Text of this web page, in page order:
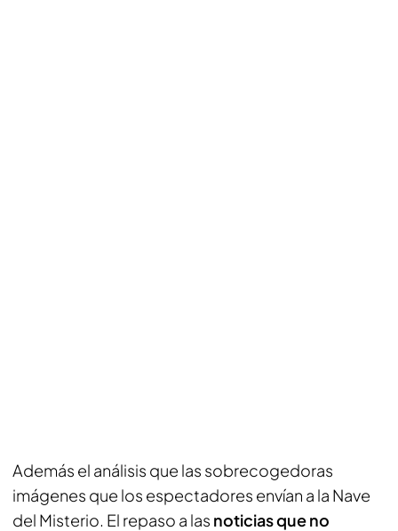
Además el análisis que las sobrecogedoras
imágenes que los espectadores envían a la Nave
del Misterio. El repaso a las noticias que no